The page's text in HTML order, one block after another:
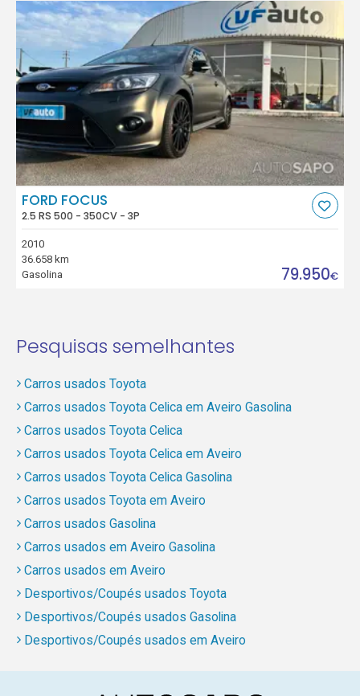
FORD FOCUS
2.5 RS 500 - 350CV - 3P
2010
36.658 km
Gasolina
79.950€
Pesquisas semelhantes
Carros usados Toyota
Carros usados Toyota Celica em Aveiro Gasolina
Carros usados Toyota Celica
Carros usados Toyota Celica em Aveiro
Carros usados Toyota Celica Gasolina
Carros usados Toyota em Aveiro
Carros usados Gasolina
Carros usados em Aveiro Gasolina
Carros usados em Aveiro
Desportivos/Coupés usados Toyota
Desportivos/Coupés usados Gasolina
Desportivos/Coupés usados em Aveiro